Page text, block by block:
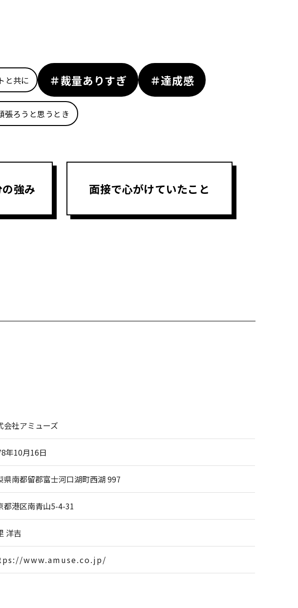
と共に ＃裁量ありすぎ ＃達成感
張ろうと思うとき
強み 面接で心がけていたこと
会社アミューズ
年10月16日
県南都留郡富士河口湖町西湖 997
都港区南青山5-4-31
洋吉
www.amuse.co.jp/